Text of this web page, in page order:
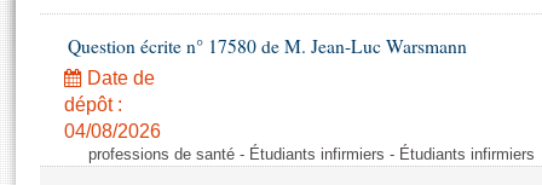
Projets de loi
Propositions de loi
Amendements
Textes adoptés
Histoire
Juniors
Anciennes législatures
Contacts et plan d'accès
Photos libres de droit
Question écrite n° 17580 de M. Jean-Luc Warsmann
Date de
dépôt :
04/08/2026
professions de santé - Étudiants infirmiers - Étudiants infirmiers